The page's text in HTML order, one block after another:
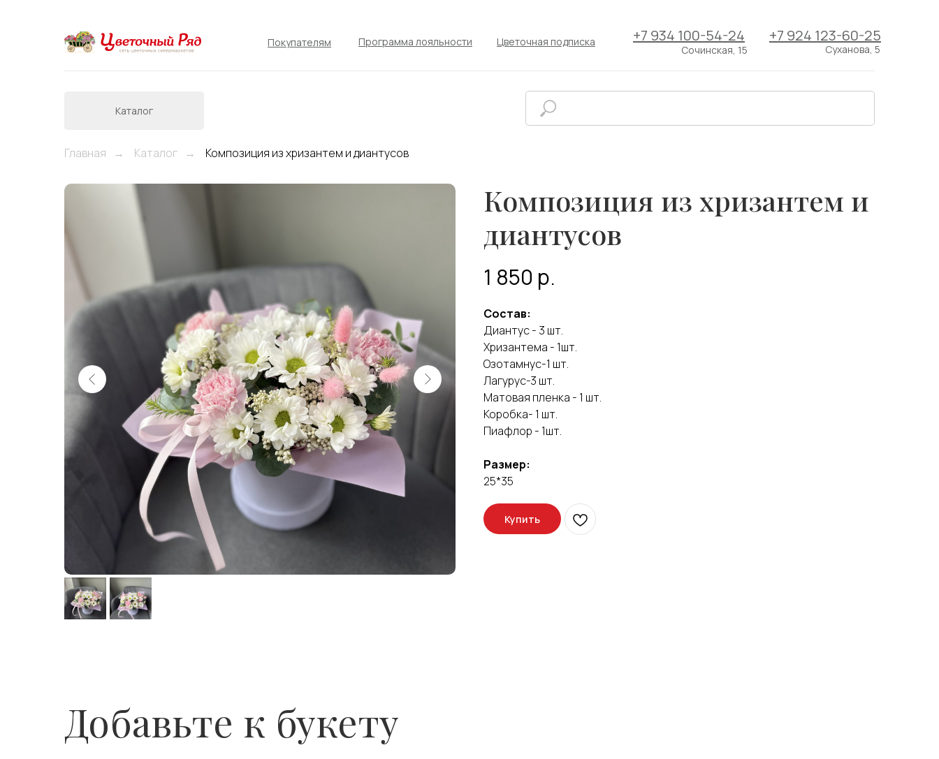
Покупателям Цветочная подписка
Программа лояльности
Каталог
+7 934 100-54-24 +7 924 123-60-25
Сочинская, 15 Суханова, 5
Главная → Каталог → Композиция из хризантем и диантусов
Композиция из хризантем и
диантусов
1 850 р.
Состав:
Диантус - 3 шт.
Хризантема - 1шт.
Озотамнус-1 шт.
Лагурус-3 шт.
Матовая пленка - 1 шт.
Коробка- 1 шт.
Пиафлор - 1шт.
Размер:
25*35
Купить
Добавьте к букету